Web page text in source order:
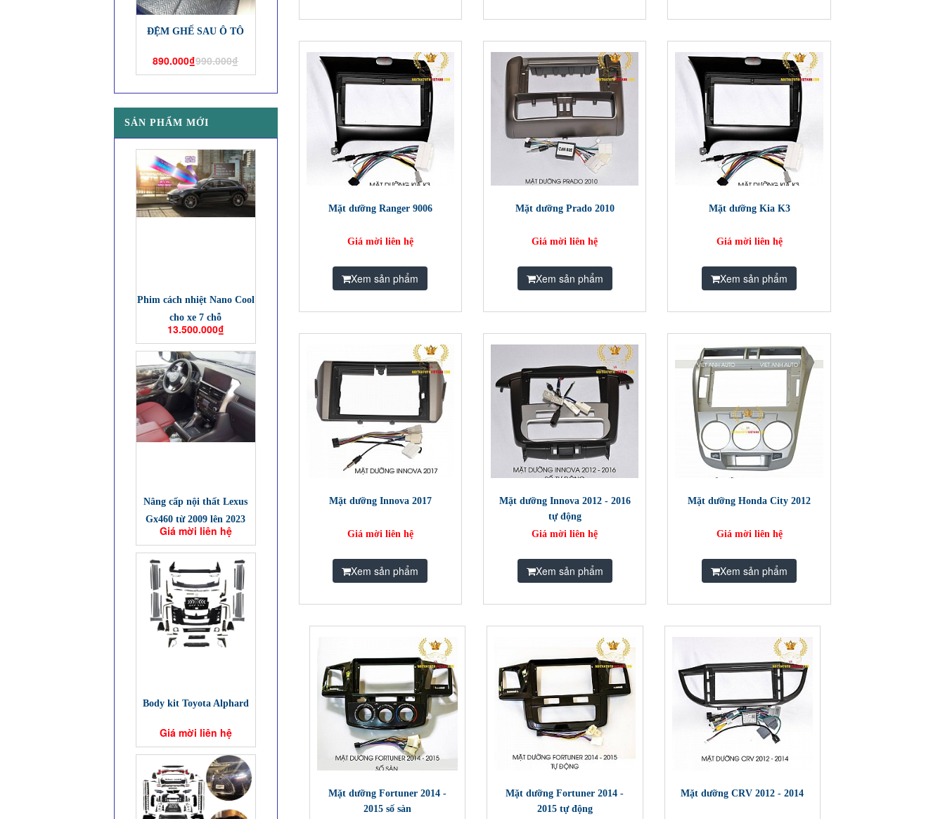
ĐỆM GHẾ SAU Ô TÔ
890.000₫990.000₫
SẢN PHẨM MỚI
Phim cách nhiệt Nano Cool
cho xe 7 chỗ
13.500.000₫
Nâng cấp nội thất Lexus
Gx460 từ 2009 lên 2023
Giá mời liên hệ
Body kit Toyota Alphard
Giá mời liên hệ
Mặt dưỡng Ranger 9006
Giá mời liên hệ
Xem sản phẩm
Mặt dưỡng Prado 2010
Giá mời liên hệ
Xem sản phẩm
Mặt dưỡng Kia K3
Giá mời liên hệ
Xem sản phẩm
Mặt dưỡng Innova 2017
Giá mời liên hệ
Xem sản phẩm
Mặt dưỡng Innova 2012 - 2016
tự động
Giá mời liên hệ
Xem sản phẩm
Mặt dưỡng Honda City 2012
Giá mời liên hệ
Xem sản phẩm
Mặt dưỡng Fortuner 2014 -
2015 số sàn
Mặt dưỡng Fortuner 2014 -
2015 tự động
Mặt dưỡng CRV 2012 - 2014